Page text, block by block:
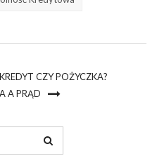
CZY POŻYCZKA?
A PRĄD